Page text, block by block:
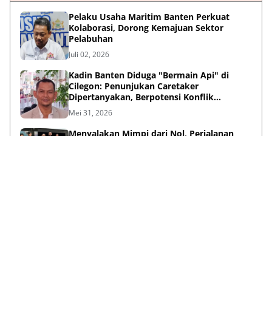
Pelaku Usaha Maritim Banten Perkuat
Kolaborasi, Dorong Kemajuan Sektor
Pelabuhan
Juli 02, 2026
Kadin Banten Diduga "Bermain Api" di
Cilegon: Penunjukan Caretaker
Dipertanyakan, Berpotensi Konflik
Kepentingan
Mei 31, 2026
Menyalakan Mimpi dari Nol, Perjalanan